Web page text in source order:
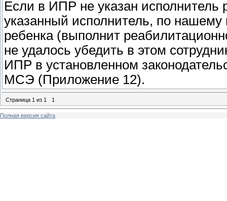
Если в ИПР не указан исполнитель
указанный исполнитель, по нашему
ребенка (выполнит
не удалось убедить в этом
ИПР в установленном
МСЭ (Приложение 12).
Страница 1 из 1 1
Полная версия сайта